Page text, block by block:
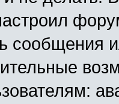
сообщения